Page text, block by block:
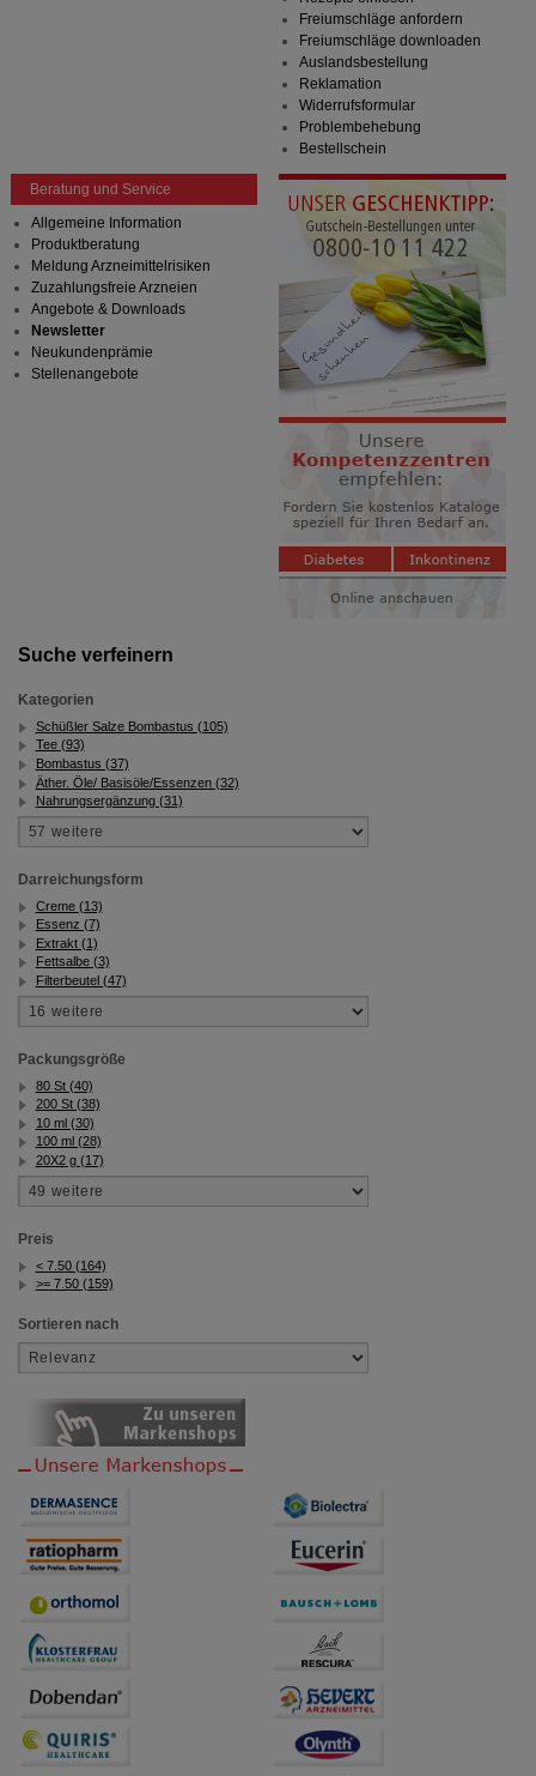
Suche verfeinern
Kategorien
Schüßler Salze Bombastus (105)
Tee (93)
Bombastus (37)
Äther. Öle/ Basisöle/Essenzen (32)
Nahrungsergänzung (31)
Darreichungsform
Creme (13)
Essenz (7)
Extrakt (1)
Fettsalbe (3)
Filterbeutel (47)
Packungsgröße
80 St (40)
200 St (38)
10 ml (30)
100 ml (28)
20X2 g (17)
Preis
< 7.50 (164)
>= 7.50 (159)
Sortieren nach
Freiumschläge anfordern
Freiumschläge downloaden
Auslandsbestellung
Reklamation
Widerrufsformular
Problembehebung
Bestellschein
Beratung und Service
Allgemeine Information
Produktberatung
Meldung Arzneimittelrisiken
Zuzahlungsfreie Arzneien
Angebote & Downloads
Newsletter
Neukundenprämie
Stellenangebote